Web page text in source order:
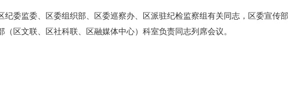
监委、区委组织部、区委巡察办、区派驻纪检监察组有关同志，区委宣传
区文联、区社科联、区融媒体中心）科室负责同志列席会议。